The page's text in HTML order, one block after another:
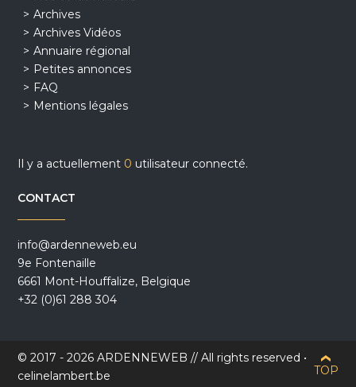
Archives
Archives Vidéos
Annuaire régional
Petites annonces
FAQ
Mentions légales
Il y a actuellement 0 utilisateur connecté.
CONTACT
info@ardenneweb.eu
9e Fontenaille
6661 Mont-Houffalize, Belgique
+32 (0)61 288 304
© 2017 - 2026 ARDENNEWEB // All rights reserved •
celinelambert.be
TOP